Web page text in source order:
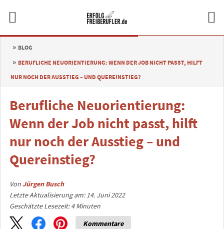
BLOG
BERUFLICHE NEUORIENTIERUNG: WENN DER JOB NICHT PASST, HILFT
NUR NOCH DER AUSSTIEG – UND QUEREINSTIEG?
Berufliche Neuorientierung:
Wenn der Job nicht passt, hilft
nur noch der Ausstieg – und
Quereinstieg?
VonJürgen Busch
Letzte Aktualisierung am: 14. Juni 2022
Geschätzte Lesezeit:4 Minuten
Kommentare